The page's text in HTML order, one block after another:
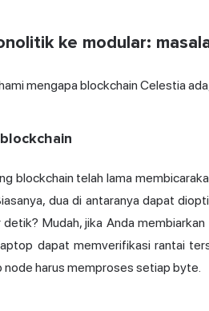
ke modular:
mengapa blockchain Celestia
blockchain telah lama
dua di antaranya dapat
Mudah, jika Anda
dapat memverifikasi rantai
node harus memproses setiap byte.